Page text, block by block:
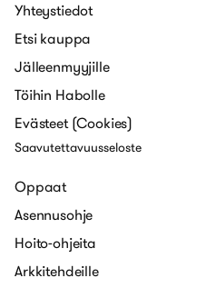
Yhteystiedot
Etsi kauppa
Jälleenmyyjille
Töihin Habolle
Evästeet (Cookies)
Saavutettavuusseloste
Oppaat
Asennusohje
Hoito-ohjeita
Arkkitehdeille